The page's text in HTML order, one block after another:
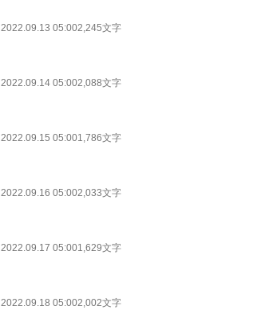
2022.09.13 05:002,245文字
2022.09.14 05:002,088文字
2022.09.15 05:001,786文字
2022.09.16 05:002,033文字
2022.09.17 05:001,629文字
2022.09.18 05:002,002文字